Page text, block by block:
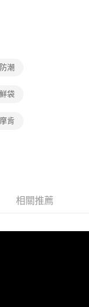
結算日後寄送繳費提
本公司）所提供，讓
帳款。
，商店將以您的個人
及更正。
潮
袋
肯
相關推薦